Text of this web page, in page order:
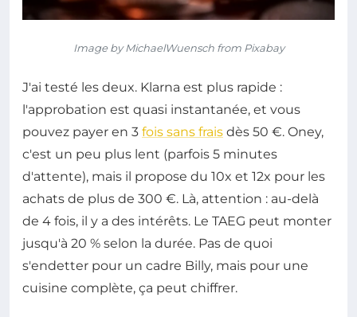
Image by MichaelWuensch from Pixabay
J'ai testé les deux. Klarna est plus rapide :
l'approbation est quasi instantanée, et vous
pouvez payer en 3 fois sans frais dès 50 €. Oney,
c'est un peu plus lent (parfois 5 minutes
d'attente), mais il propose du 10x et 12x pour les
achats de plus de 300 €. Là, attention : au-delà
de 4 fois, il y a des intérêts. Le TAEG peut monter
jusqu'à 20 % selon la durée. Pas de quoi
s'endetter pour un cadre Billy, mais pour une
cuisine complète, ça peut chiffrer.